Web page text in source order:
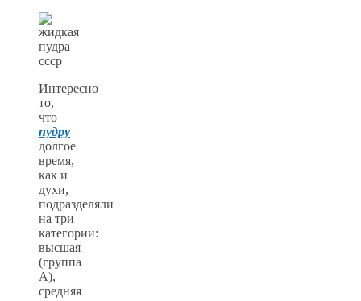
Интересно
то,
что
пудру
долгое
время,
как и
духи,
подразделяли
на три
категории:
высшая
(группа
А),
средняя